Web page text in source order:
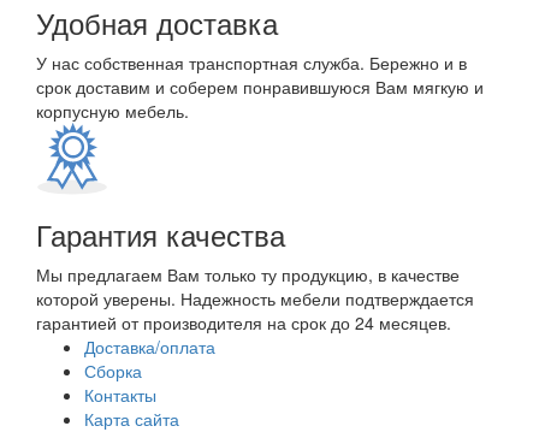
Удобная доставка
У нас собственная транспортная служба. Бережно и в
срок доставим и соберем понравившуюся Вам мягкую и
корпусную мебель.
Гарантия качества
Мы предлагаем Вам только ту продукцию, в качестве
которой уверены. Надежность мебели подтверждается
гарантией от производителя на срок до 24 месяцев.
Доставка/оплата
Сборка
Контакты
Карта сайта